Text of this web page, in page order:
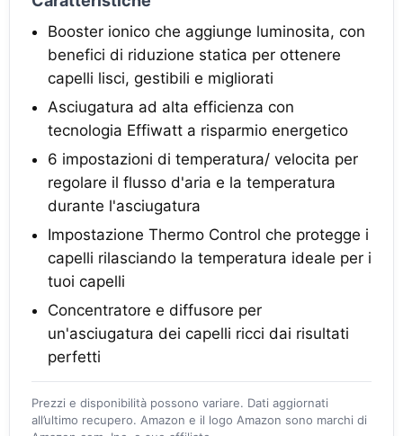
Booster ionico che aggiunge luminosita, con
benefici di riduzione statica per ottenere
capelli lisci, gestibili e migliorati
Asciugatura ad alta efficienza con
tecnologia Effiwatt a risparmio energetico
6 impostazioni di temperatura/ velocita per
regolare il flusso d'aria e la temperatura
durante l'asciugatura
Impostazione Thermo Control che protegge i
capelli rilasciando la temperatura ideale per i
tuoi capelli
Concentratore e diffusore per
un'asciugatura dei capelli ricci dai risultati
perfetti
Prezzi e disponibilità possono variare. Dati aggiornati
all’ultimo recupero. Amazon e il logo Amazon sono marchi di